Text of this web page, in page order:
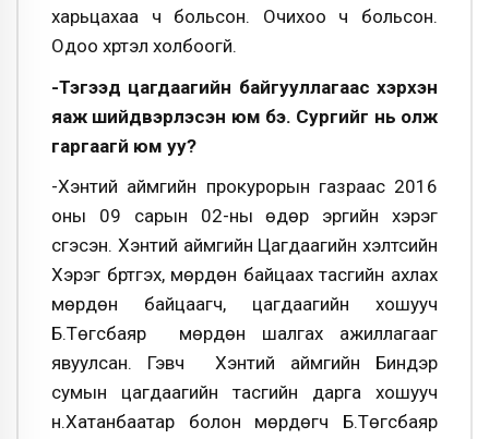
харьцахаа ч больсон. Очихоо ч больсон.
Одоо хүртэл холбоогүй.
-Тэгээд цагдаагийн байгууллагаас хэрхэн
яаж шийдвэрлэсэн юм бэ. Сургийг нь олж
гаргаагүй юм уу?
-Хэнтий аймгийн прокурорын газраас 2016
оны 09 сарын 02-ны өдөр эрүүгийн хэрэг
үүсгэсэн. Хэнтий аймгийн Цагдаагийн хэлтсийн
Хэрэг бүртгэх, мөрдөн байцаах тасгийн ахлах
мөрдөн байцаагч, цагдаагийн хошууч
Б.Төгсбаяр мөрдөн шалгах ажиллагааг
явуулсан. Гэвч Хэнтий аймгийн Биндэр
сумын цагдаагийн тасгийн дарга хошууч
н.Хатанбаатар болон мөрдөгч Б.Төгсбаяр